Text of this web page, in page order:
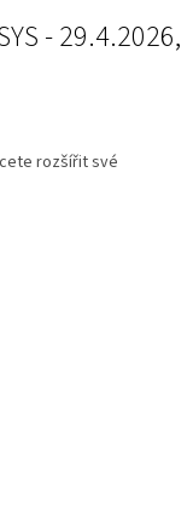
- 29.4.2026,
rozšířit své